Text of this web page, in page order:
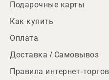
Подарочные карты
Как купить
Оплата
Доставка / Самовывоз
Правила интернет-